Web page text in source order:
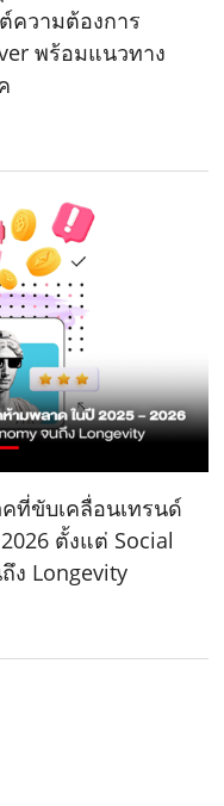
ความต้องการ
พร้อมแนวทาง
ที่ขับเคลื่อนเทรนด์
ตั้งแต่ Social
ง Longevity